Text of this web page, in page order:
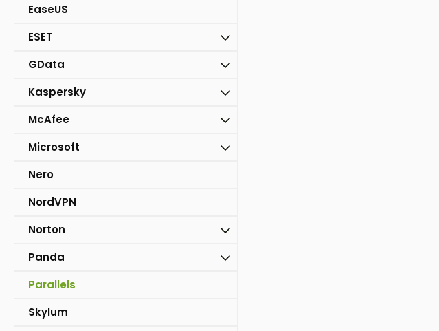
EaseUS
ESET
GData
Kaspersky
McAfee
Microsoft
Nero
NordVPN
Norton
Panda
Parallels
Skylum